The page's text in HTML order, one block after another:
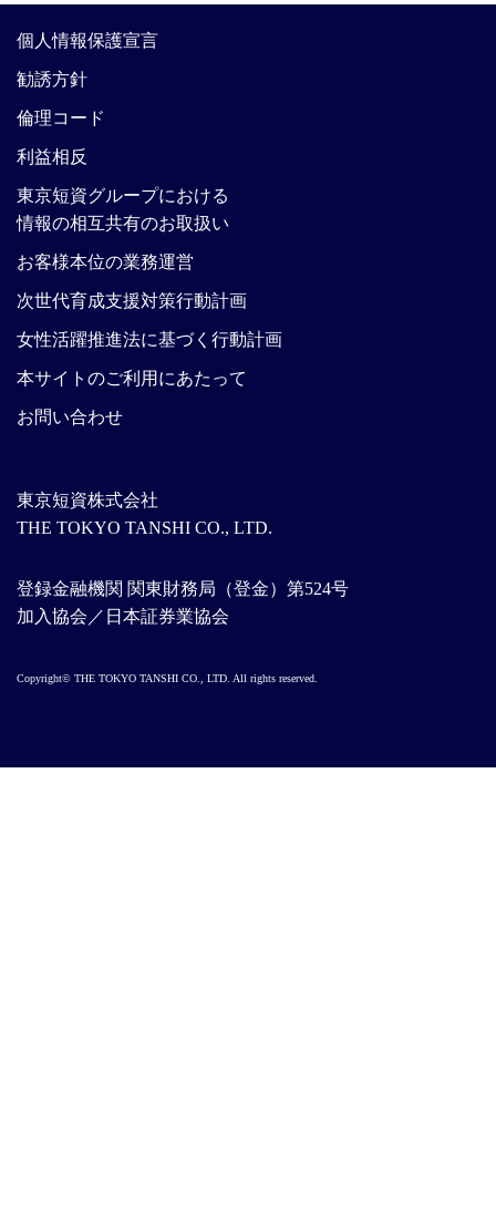
東京短資株式会社
THE TOKYO TANSHI CO., LTD.
登録金融機関 関東財務局（登金）第524号
加入協会／日本証券業協会
個人情報保護宣言
勧誘方針
倫理コード
利益相反
東京短資グループにおける
情報の相互共有のお取扱い
お客様本位の業務運営
次世代育成支援対策行動計画
女性活躍推進法に基づく行動計画
本サイトのご利用にあたって
お問い合わせ
Copyright© THE TOKYO TANSHI CO., LTD. All rights reserved.